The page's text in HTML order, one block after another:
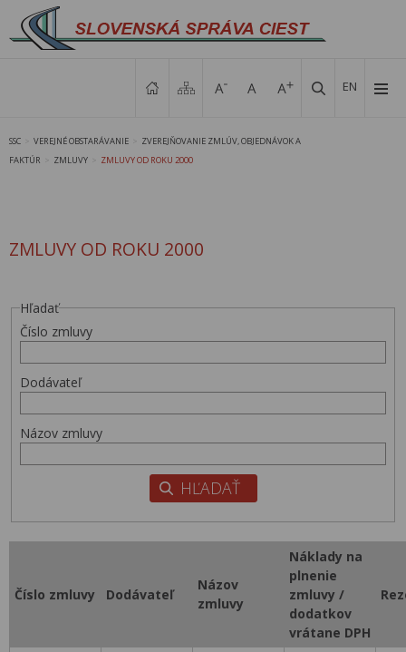
EN
SSC VEREJNÉ OBSTARÁVANIE
ZVEREJŇOVANIE ZMLÚV, OBJEDNÁVOK A
FAKTÚR
ZMLUVY ZMLUVY OD ROKU 2000
ZMLUVY OD ROKU 2000
Hľadať
Číslo zmluvy
Dodávateľ
Názov zmluvy
Číslo zmluvy Dodávateľ
Názov
zmluvy
Náklady na
plnenie
zmluvy /
dodatkov
vrátane DPH